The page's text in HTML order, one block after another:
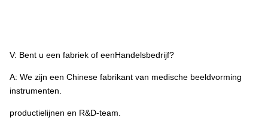
V: Bent u een fabriek of eenHandelsbedrijf?
A: We zijn een Chinese fabrikant van medische beeldvorming
instrumenten.
productielijnen en R&D-team.